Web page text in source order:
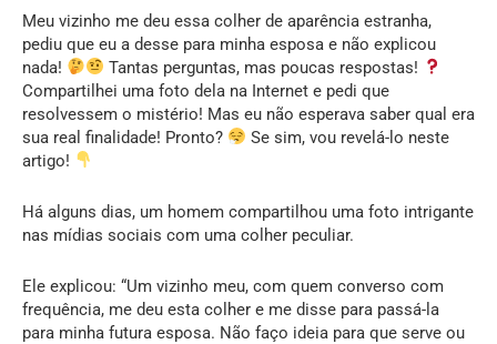
Meu vizinho me deu essa colher de aparência estranha,
pediu que eu a desse para minha esposa e não explicou
nada!
Tantas perguntas, mas poucas respostas!
Compartilhei uma foto dela na Internet e pedi que
resolvessem o mistério! Mas eu não esperava saber qual era
sua real finalidade! Pronto?
Se sim, vou revelá-lo neste
artigo!
Há alguns dias, um homem compartilhou uma foto intrigante
nas mídias sociais com uma colher peculiar.
Ele explicou: “Um vizinho meu, com quem converso com
frequência, me deu esta colher e me disse para passá-la
para minha futura esposa. Não faço ideia para que serve ou